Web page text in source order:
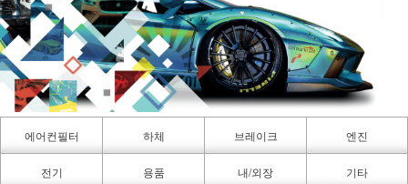
에어컨필터
카페인트
하체 브레이크 엔진
전기 용품 내/외장 기타